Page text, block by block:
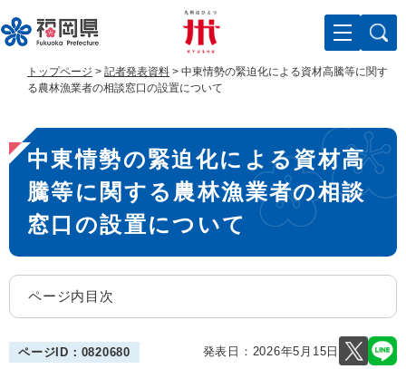
ー
ジ
す
。
ニ
ュ
し
て
トップページ > 記者発表資料 > 中東情勢の緊迫化による資材高騰等に関す
る農林漁業者の相談窓口の設置について
本
文
中東情勢の緊迫化による資材高
騰等に関する農林漁業者の相談
窓口の設置について
ページ内目次
ページID：0820680 発表日： 2026年5月15日